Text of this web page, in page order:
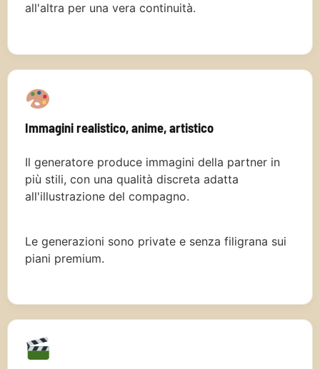
all'altra per una vera continuità.
Immagini realistico, anime, artistico
Il generatore produce immagini della partner in
più stili, con una qualità discreta adatta
all'illustrazione del compagno.
Le generazioni sono private e senza filigrana sui
piani premium.